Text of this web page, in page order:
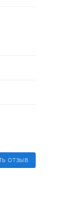
ОТЗЫВ